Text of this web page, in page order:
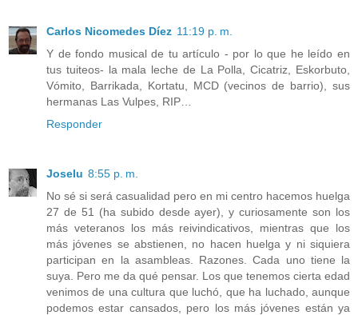
Carlos Nicomedes Díez 11:19 p. m.
Y de fondo musical de tu artículo - por lo que he leído en
tus tuiteos- la mala leche de La Polla, Cicatriz, Eskorbuto,
Vómito, Barrikada, Kortatu, MCD (vecinos de barrio), sus
hermanas Las Vulpes, RIP…
Responder
Joselu 8:55 p. m.
No sé si será casualidad pero en mi centro hacemos huelga
27 de 51 (ha subido desde ayer), y curiosamente son los
más veteranos los más reivindicativos, mientras que los
más jóvenes se abstienen, no hacen huelga y ni siquiera
participan en la asambleas. Razones. Cada uno tiene la
suya. Pero me da qué pensar. Los que tenemos cierta edad
venimos de una cultura que luchó, que ha luchado, aunque
podemos estar cansados, pero los más jóvenes están ya